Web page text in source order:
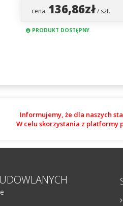
cena: 136,86zł/ szt.
PRODUKT DOSTĘPNY
Informujemy, że dla naszych
W celu skorzystania z platformy